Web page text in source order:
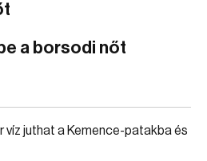
a borsodi nőt